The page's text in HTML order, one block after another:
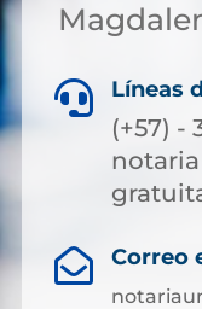
 Líneas
(+57) -
 Correo